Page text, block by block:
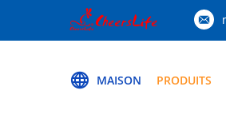
MAISON PRODUITS